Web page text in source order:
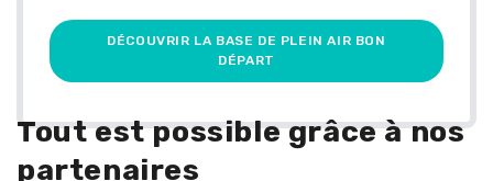
DÉCOUVRIR LA BASE DE PLEIN AIR BON
DÉPART
Tout est possible grâce à nos
partenaires